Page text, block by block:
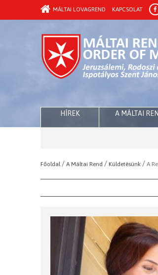
MÁLTAI LOVAGREND KAPCSOLAT
HÍREK A MÁLTAI
Főoldal / A Máltai Rend / Küldetésünk / A